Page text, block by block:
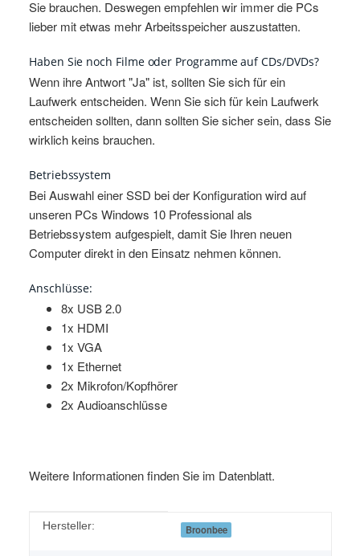
Sie brauchen. Deswegen empfehlen wir immer die PCs
lieber mit etwas mehr Arbeitsspeicher auszustatten.
Haben Sie noch Filme oder Programme auf CDs/DVDs?
Wenn ihre Antwort "Ja" ist, sollten Sie sich für ein
Laufwerk entscheiden. Wenn Sie sich für kein Laufwerk
entscheiden sollten, dann sollten Sie sicher sein, dass Sie
wirklich keins brauchen.
Betriebssystem
Bei Auswahl einer SSD bei der Konfiguration wird auf
unseren PCs Windows 10 Professional als
Betriebssystem aufgespielt, damit Sie Ihren neuen
Computer direkt in den Einsatz nehmen können.
Anschlüsse:
8x USB 2.0
1x HDMI
1x VGA
1x Ethernet
2x Mikrofon/Kopfhörer
2x Audioanschlüsse
Weitere Informationen finden Sie im Datenblatt.
Produkteigenschaft
Wert
Hersteller: Broonbee